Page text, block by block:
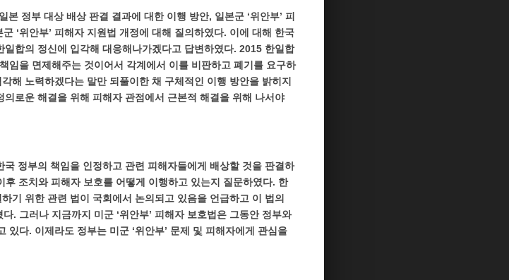
본 정부 대상 배상 판결 결과에 대한 이행 방안, 일본군 ‘위안부’ 피
‘위안부’ 피해자 지원법 개정에 대해 질의하였다. 이에 대해 한국
일합의 정신에 입각해 대응해나가겠다고 답변하였다. 2015 한일합
임을 면제해주는 것이어서 각계에서 이를 비판하고 폐기를 요구하
해 노력하겠다는 말만 되풀이한 채 구체적인 이행 방안을 밝히지
의로운 해결을 위해 피해자 관점에서 근본적 해결을 위해 나서야
국 정부의 책임을 인정하고 관련 피해자들에게 배상할 것을 판결하
조치와 피해자 보호를 어떻게 이행하고 있는지 질문하였다. 한
기 위한 관련 법이 국회에서 논의되고 있음을 언급하고 이 법의
. 그러나 지금까지 미군 ‘위안부’ 피해자 보호법은 그동안 정부와
있다. 이제라도 정부는 미군 ‘위안부’ 문제 및 피해자에게 관심을